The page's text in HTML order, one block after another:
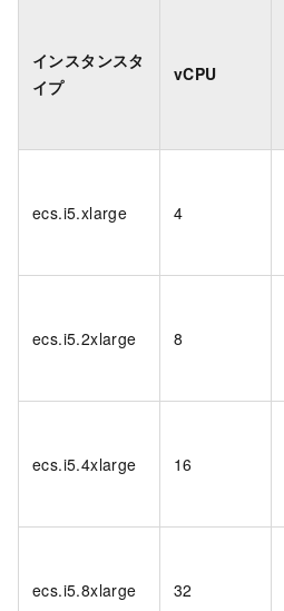
インスタンスタ
イプ
vCPU
ecs.i5.xlarge 4
ecs.i5.2xlarge 8
ecs.i5.4xlarge 16
ecs.i5.8xlarge 32